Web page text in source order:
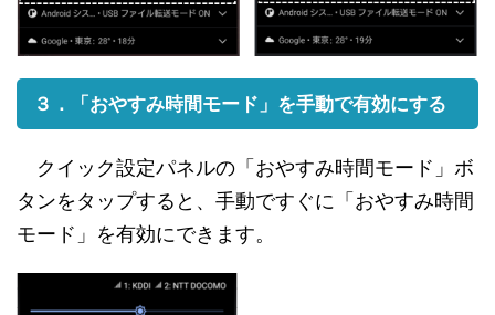
３．「おやすみ時間モード」を手動で有効にする
クイック設定パネルの「おやすみ時間モード」ボ
タンをタップすると、手動ですぐに「おやすみ時間
モード」を有効にできます。